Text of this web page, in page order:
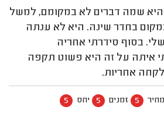
היא שמה דברים לא במקומם, למשל
בחדר שינה. היא לא ענתה
בסוף סידרתי אחריה
איתה על זה היא פשוט תקפה
לקחה אחריות.
מחיר 5 זמנים 5 יחס 5